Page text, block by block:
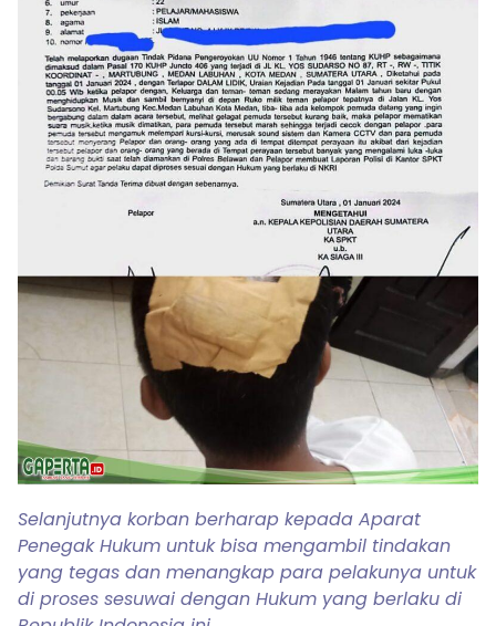
Selanjutnya korban berharap kepada Aparat
Penegak Hukum untuk bisa mengambil tindakan
yang tegas dan menangkap para pelakunya untuk
di proses sesuwai dengan Hukum yang berlaku di